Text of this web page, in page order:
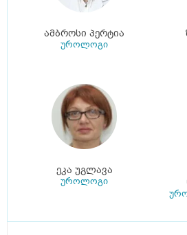
ამბროსი პერტია
უროლოგი
ეკა უგლავა
უროლოგი